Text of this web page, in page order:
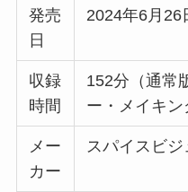
発売
日
2024年6月26
収録
時間
152分（通常
ー・メイキ
メー
カー
スパイスビジ